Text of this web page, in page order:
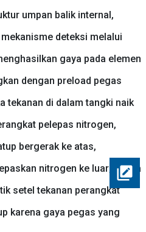
umpan balik internal,
deteksi melalui
gaya pada elemen
dengan preload pegas
tekanan di dalam tangki naik
pelepas nitrogen,
bergerak ke atas,
nitrogen ke luar; Ketika
setel tekanan perangkat
karena gaya pegas yang